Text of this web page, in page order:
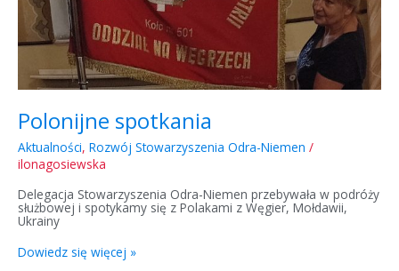
Polonijne spotkania
Aktualności, Rozwój Stowarzyszenia Odra-Niemen /
ilonagosiewska
Delegacja Stowarzyszenia Odra-Niemen przebywała w podróży
służbowej i spotykamy się z Polakami z Węgier, Mołdawii,
Ukrainy
Dowiedz się więcej »